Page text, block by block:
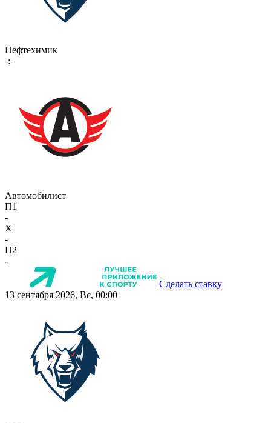
Нефтехимик
-:-
Автомобилист
П1
-
X
-
П2
-
Сделать ставку
13 сентября 2026, Вс, 00:00